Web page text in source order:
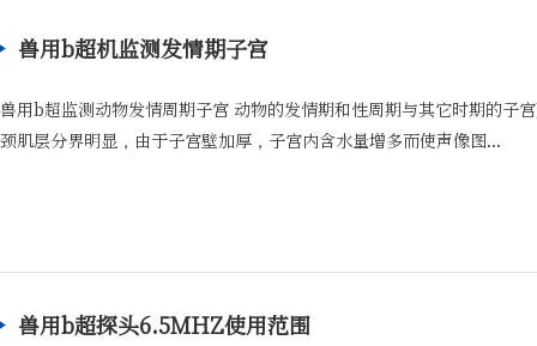
兽用b超机监测发情期子宫
兽用b超监测动物发情周期子宫 动物的发情期和性周期与其它时期的子
颈肌层分界明显，由于子宫壁加厚，子宫内含水量增多而使声像图...
兽用b超探头6.5MHZ使用范围